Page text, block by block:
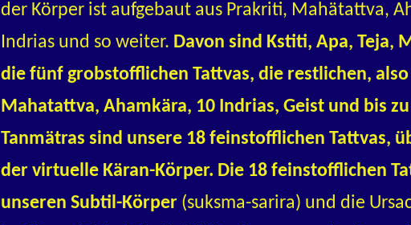
der Körper ist aufgebaut aus Prakriti, Mahätattva,
Indrias und so weiter. Davon sind Kstiti, Apa, Teja,
die fünf grobstofflichen Tattvas, die restlichen, also
Mahatattva, Ahamkära, 10 Indrias, Geist und bis zu
Tanmätras sind unsere 18 feinstofflichen Tattvas,
der virtuelle Käran-Körper. Die 18 feinstofflichen
unseren Subtil-Körper (suksma-sarira) und die